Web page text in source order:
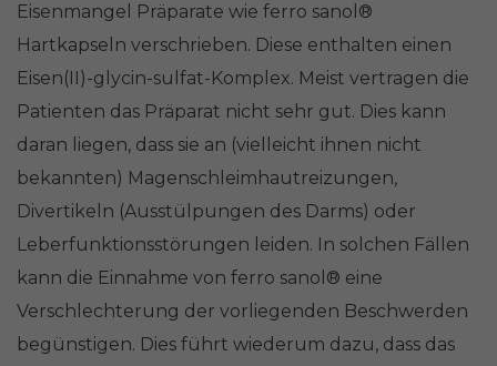
Eisenmangel Präparate wie ferro sanol®
Hartkapseln verschrieben. Diese enthalten einen
Eisen(II)-glycin-sulfat-Komplex. Meist vertragen die
Patienten das Präparat nicht sehr gut. Dies kann
daran liegen, dass sie an (vielleicht ihnen nicht
bekannten) Magenschleimhautreizungen,
Divertikeln (Ausstülpungen des Darms) oder
Leberfunktionsstörungen leiden. In solchen Fällen
kann die Einnahme von ferro sanol® eine
Verschlechterung der vorliegenden Beschwerden
begünstigen. Dies führt wiederum dazu, dass das